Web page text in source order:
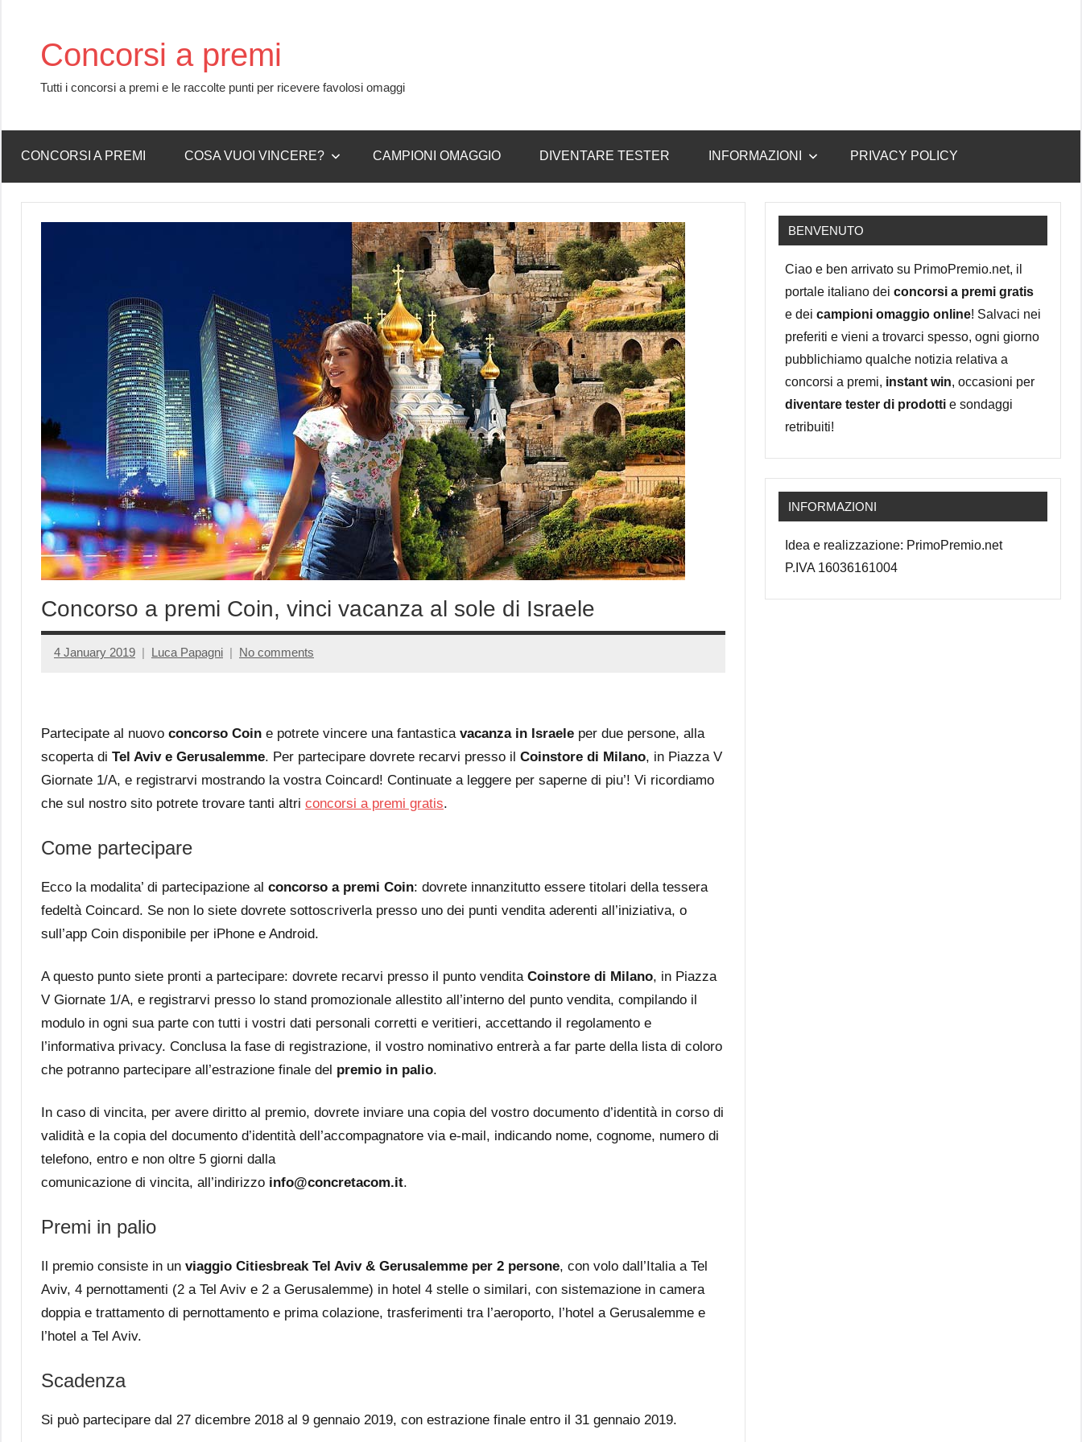
contentConcorsi a premi
Tutti i concorsi a premi e le raccolte punti per ricevere favolosi omaggi
CONCORSI A PREMI COSA VUOI VINCERE? CAMPIONI OMAGGIO DIVENTARE TESTER INFORMAZIONI PRIVACY POLICY
Concorso a premi Coin, vinci vacanza al sole di Israele
4 January 2019 Luca Papagni No comments
Partecipate al nuovo concorso Coin e potrete vincere una fantastica vacanza in Israele per due persone, alla
scoperta di Tel Aviv e Gerusalemme. Per partecipare dovrete recarvi presso il Coinstore di Milano, in Piazza V
Giornate 1/A, e registrarvi mostrando la vostra Coincard! Continuate a leggere per saperne di piu’! Vi ricordiamo
che sul nostro sito potrete trovare tanti altri concorsi a premi gratis.
Come partecipare
Ecco la modalita’ di partecipazione al concorso a premi Coin: dovrete innanzitutto essere titolari della tessera
fedeltà Coincard. Se non lo siete dovrete sottoscriverla presso uno dei punti vendita aderenti all’iniziativa, o
sull’app Coin disponibile per iPhone e Android.
A questo punto siete pronti a partecipare: dovrete recarvi presso il punto vendita Coinstore di Milano, in Piazza
V Giornate 1/A, e registrarvi presso lo stand promozionale allestito all’interno del punto vendita, compilando il
modulo in ogni sua parte con tutti i vostri dati personali corretti e veritieri, accettando il regolamento e
l’informativa privacy. Conclusa la fase di registrazione, il vostro nominativo entrerà a far parte della lista di coloro
che potranno partecipare all’estrazione finale del premio in palio.
In caso di vincita, per avere diritto al premio, dovrete inviare una copia del vostro documento d’identità in corso di
validità e la copia del documento d’identità dell’accompagnatore via e-mail, indicando nome, cognome, numero di
telefono, entro e non oltre 5 giorni dalla
comunicazione di vincita, all’indirizzo info@concretacom.it.
Premi in palio
Il premio consiste in un viaggio Citiesbreak Tel Aviv & Gerusalemme per 2 persone, con volo dall’Italia a Tel
Aviv, 4 pernottamenti (2 a Tel Aviv e 2 a Gerusalemme) in hotel 4 stelle o similari, con sistemazione in camera
doppia e trattamento di pernottamento e prima colazione, trasferimenti tra l’aeroporto, l’hotel a Gerusalemme e
l’hotel a Tel Aviv.
Scadenza
Si può partecipare dal 27 dicembre 2018 al 9 gennaio 2019, con estrazione finale entro il 31 gennaio 2019.
BENVENUTO
Ciao e ben arrivato su PrimoPremio.net, il
portale italiano dei concorsi a premi gratis
e dei campioni omaggio online! Salvaci nei
preferiti e vieni a trovarci spesso, ogni giorno
pubblichiamo qualche notizia relativa a
concorsi a premi, instant win, occasioni per
diventare tester di prodotti e sondaggi
retribuiti!
INFORMAZIONI
Idea e realizzazione: PrimoPremio.net
P.IVA 16036161004